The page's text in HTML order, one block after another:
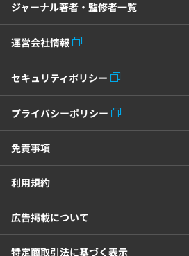
ジャーナル著者・監修者一覧
運営会社情報
セキュリティポリシー
プライバシーポリシー
免責事項
利用規約
広告掲載について
特定商取引法に基づく表示